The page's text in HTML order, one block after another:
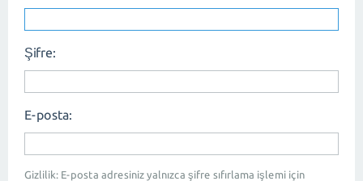
Şifre:
E-posta:
Gizlilik: E-posta adresiniz yalnızca şifre sıfırlama işlemi için